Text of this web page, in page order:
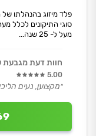
פלד מיזוג בהנהלתו
סוגי התיקונים לכלל
מעל ל- 25 שנה...
חוות דעת מגבעת
5.00
״מקצוען, נעים